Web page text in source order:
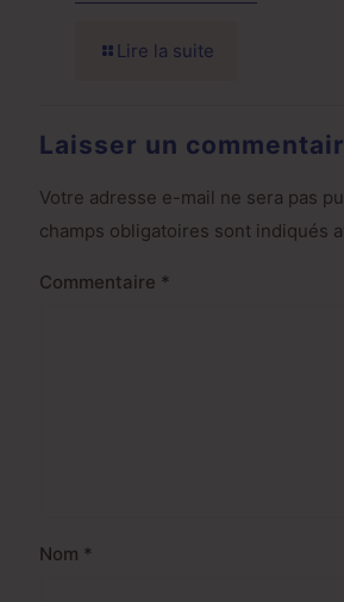
Lire la suite
Laisser un
Votre adresse e-mail ne sera pas
champs obligatoires sont indiqués
Commentaire *
Nom *